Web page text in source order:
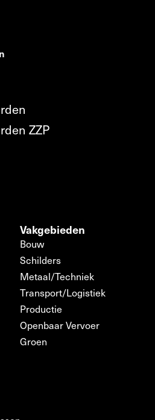
ZZP
Vakgebieden
Bouw
Schilders
Metaal/Techniek
Transport/Logistiek
Productie
Openbaar Vervoer
Groen